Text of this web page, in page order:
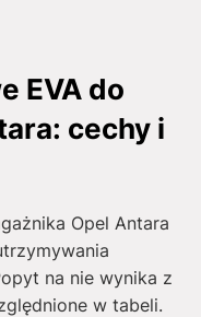
EVA do
cechy i
Opel Antara
na nie wynika z
w tabeli.